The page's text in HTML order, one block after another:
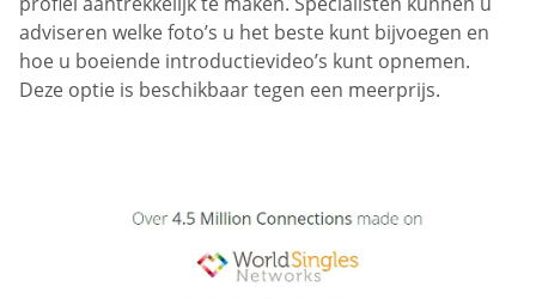
adviseren welke foto’s u het beste kunt bijvoegen en
hoe u boeiende introductievideo’s kunt opnemen.
Deze optie is beschikbaar tegen een meerprijs.